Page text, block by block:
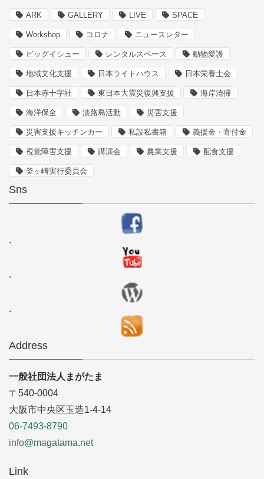
ARK GALLERY LIVE SPACE
Workshop コロナ ニュースレター
ビッグイシュー レンタルスペース 動物愛護
地域文化支援 日本ライトハウス 日本栄養士会
日本赤十字社 東日本大震災復興支援 海岸清掃
海洋保全 淡路島活動 災害支援
災害支援キッチンカー 私設私書箱 義援金・寄付金
視覚障害支援 講演会 農業支援 配食支援
釜ヶ崎実行委員会
Sns
.
.
.
Address
一般社団法人まがたま
〒540-0004
大阪市中央区玉造1-4-14
06-7493-8790
info@magatama.net
Link